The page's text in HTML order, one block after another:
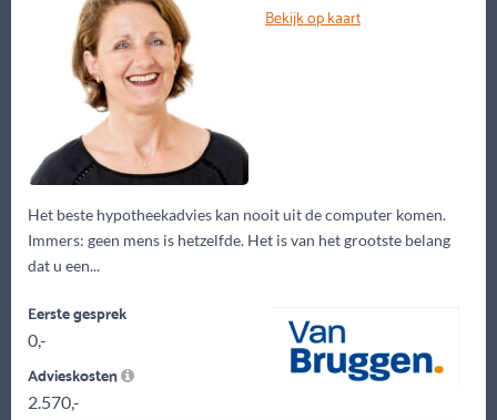
Bekijk op kaart
Het beste hypotheekadvies kan nooit uit de computer komen.
Immers: geen mens is hetzelfde. Het is van het grootste belang
dat u een...
Eerste gesprek
0,-
Advieskosten
2.570,-